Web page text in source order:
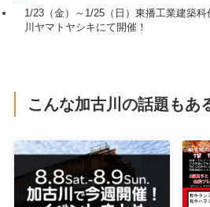
1/23（金）～1/25（日）東播工業建築
川ヤマトヤシキにて開催！
こんな加古川の話題もあ